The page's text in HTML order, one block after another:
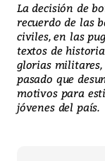
La decisión de
recuerdo de las
civiles, en las
textos de
glorias
pasado que
motivos para
jóvenes del país.